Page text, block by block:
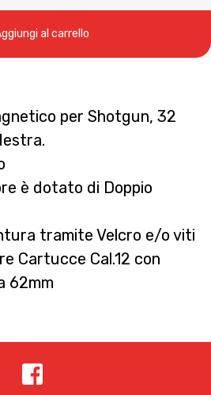
al carrello
per Shotgun, 32
è dotato di Doppio
tramite Velcro e/o viti
Cartucce Cal.12 con
62mm